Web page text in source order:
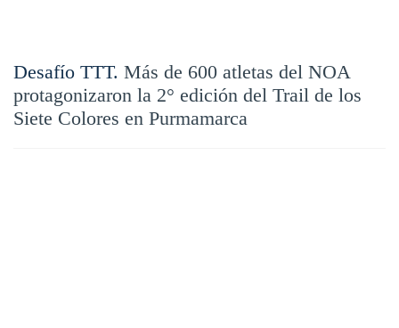
Desafío TTT. Más de 600 atletas del NOA
protagonizaron la 2° edición del Trail de los
Siete Colores en Purmamarca